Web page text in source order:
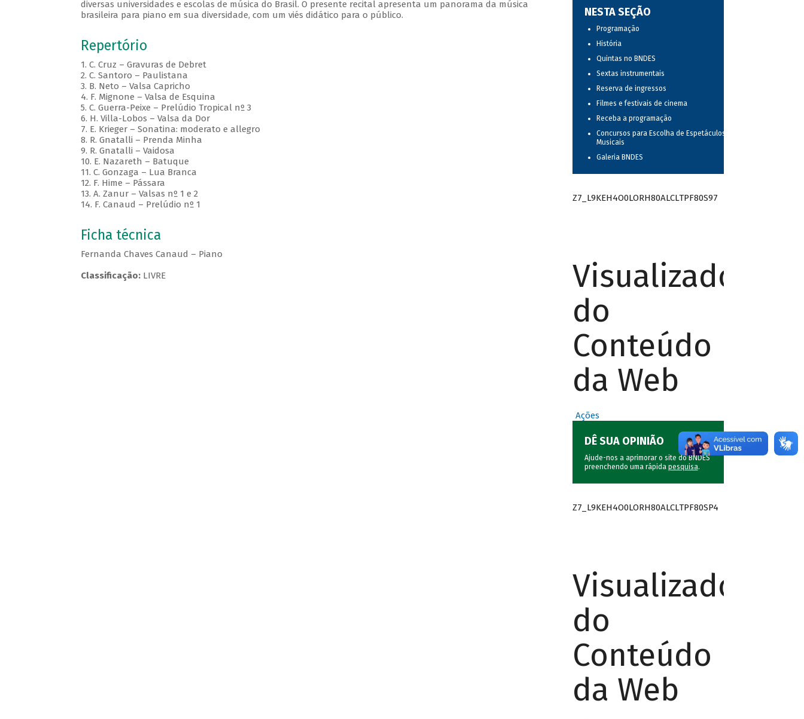
diversas universidades e escolas de música do Brasil. O presente recital apresenta um panorama da música
brasileira para piano em sua diversidade, com um viés didático para o público.
Repertório
1. C. Cruz – Gravuras de Debret
2. C. Santoro – Paulistana
3. B. Neto – Valsa Capricho
4. F. Mignone – Valsa de Esquina
5. C. Guerra-Peixe – Prelúdio Tropical nº 3
6. H. Villa-Lobos – Valsa da Dor
7. E. Krieger – Sonatina: moderato e allegro
8. R. Gnatalli – Prenda Minha
9. R. Gnatalli – Vaidosa
10. E. Nazareth – Batuque
11. C. Gonzaga – Lua Branca
12. F. Hime – Pássara
13. A. Zanur – Valsas nº 1 e 2
14. F. Canaud – Prelúdio nº 1
Ficha técnica
Fernanda Chaves Canaud – Piano
Classificação:LIVRE
NESTA SEÇÃO
Programação
História
Quintas no BNDES
Sextas instrumentais
Reserva de ingressos
Filmes e festivais de cinema
Receba a programação
Concursos para Escolha de Espetáculos
Musicais
Galeria BNDES
Z7_L9KEH4O0LORH80ALCLTPF80S97
Visualizador
do
Conteúdo
da Web
Ações
DÊ SUA OPINIÃO
Ajude-nos a aprimorar o site do BNDES
preenchendo uma rápida pesquisa.
Z7_L9KEH4O0LORH80ALCLTPF80SP4
Visualizador
do
Conteúdo
da Web